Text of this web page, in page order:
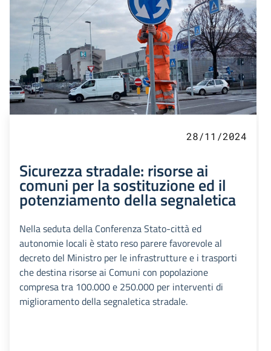
28/11/2024
Sicurezza stradale: risorse ai
comuni per la sostituzione ed il
potenziamento della segnaletica
Nella seduta della Conferenza Stato-città ed
autonomie locali è stato reso parere favorevole al
decreto del Ministro per le infrastrutture e i trasporti
che destina risorse ai Comuni con popolazione
compresa tra 100.000 e 250.000 per interventi di
miglioramento della segnaletica stradale.